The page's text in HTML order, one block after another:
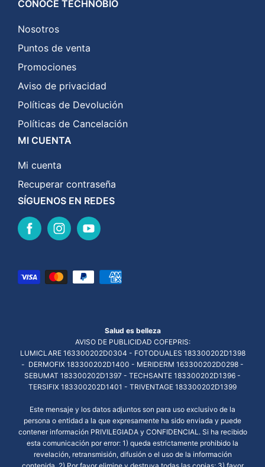
CONOCE TECHNOBIO
Nosotros
Puntos de venta
Promociones
Aviso de privacidad
Políticas de Devolución
Políticas de Cancelación
MI CUENTA
Mi cuenta
Recuperar contraseña
SÍGUENOS EN REDES
Salud es belleza
AVISO DE PUBLICIDAD COFEPRIS:
LUMICLARE 163300202D0304 - FOTODUALES 183300202D1398
- DERMOFIX 183300202D1400 - MERIDERM 163300202D0298 -
SEBUMAT 183300202D1397 - TECHSANTE 183300202D1396 -
TERSIFIX 183300202D1401 - TRIVENTAGE 183300202D1399
Este mensaje y los datos adjuntos son para uso exclusivo de la
persona o entidad a la que expresamente ha sido enviada y puede
contener información PRIVILEGIADA y CONFIDENCIAL. Si ha recibido
esta comunicación por error: 1) queda estrictamente prohibido la
revelación, retransmisión, difusión o el uso de la información